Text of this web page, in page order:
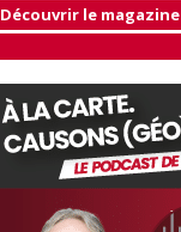
Découvrir le magazine